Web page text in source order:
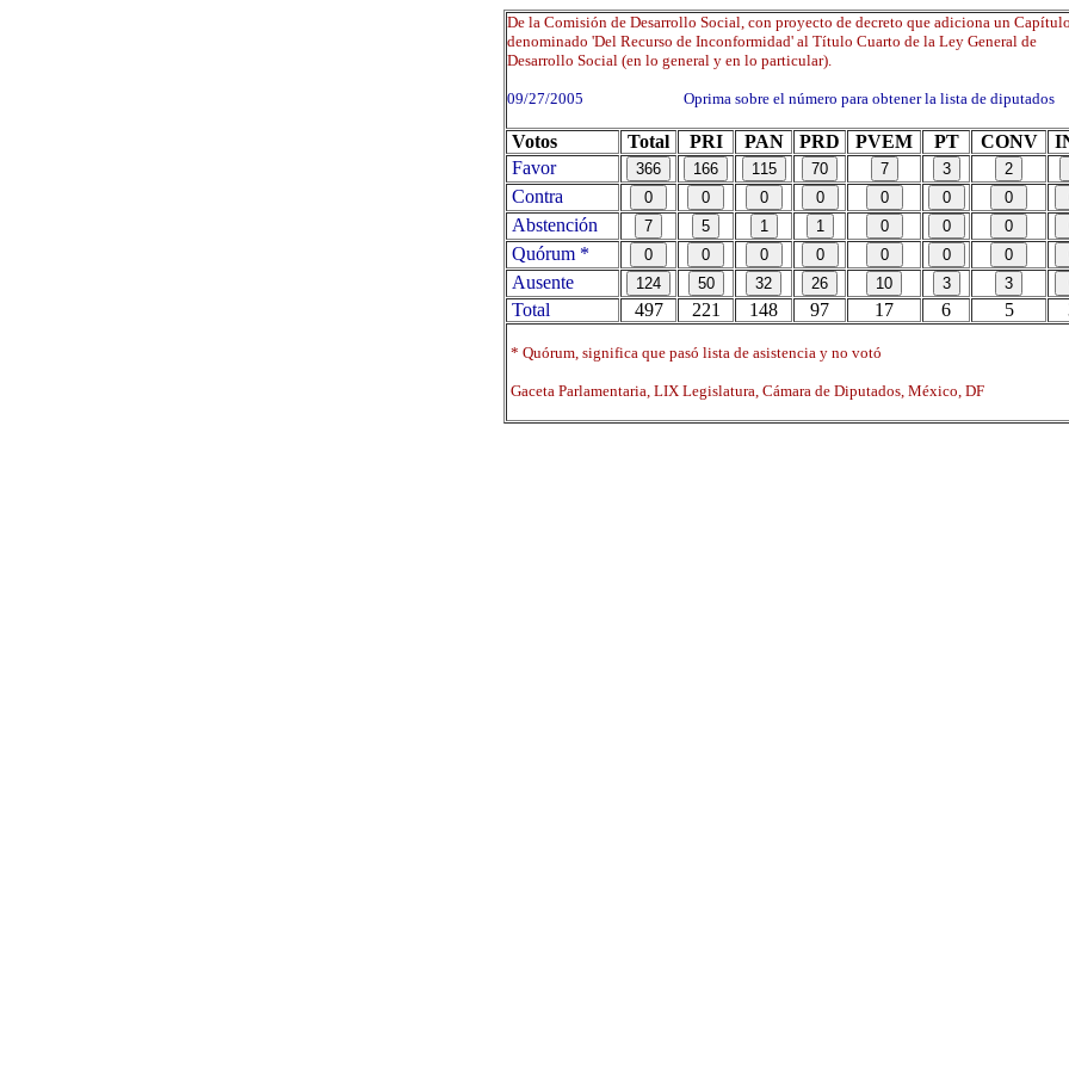
De la Comisión de Desarrollo Social, con proyecto de decreto que adiciona un
denominado 'Del Recurso de Inconformidad' al Título Cuarto de la Ley General de
Desarrollo Social (en lo general y en lo particular).
09/27/2005 Oprima sobre el número para obtener la lista de diputados
Votos Total PRI PAN PRD PVEM PT CONV
Favor
Contra
Abstención
Quórum *
Ausente
Total
497 221 148 97 17 6 5
* Quórum, significa que pasó lista de asistencia y no votó
Gaceta Parlamentaria, LIX Legislatura, Cámara de Diputados, México, DF